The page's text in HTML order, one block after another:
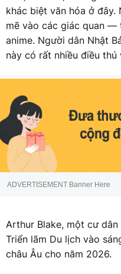
khác biệt văn hóa ở đây.
mẽ vào các giác quan —
anime. Người dân Nhật
này có rất nhiều điều thú
ADVERTISEMENT Banner Here
Arthur Blake, một cư
Triển lãm Du lịch vào
châu Âu cho năm 2026.